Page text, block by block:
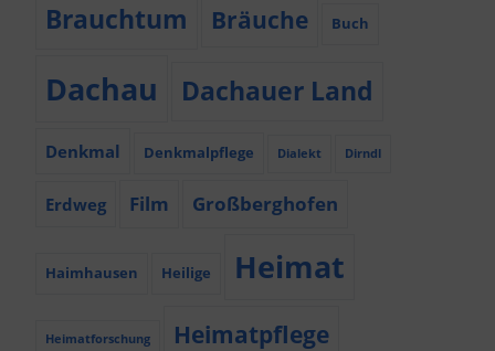
Brauchtum Bräuche Buch
Dachau Dachauer Land
Denkmal Denkmalpflege Dialekt Dirndl
Erdweg Film Großberghofen
Haimhausen Heilige Heimat
Heimatforschung Heimatpflege